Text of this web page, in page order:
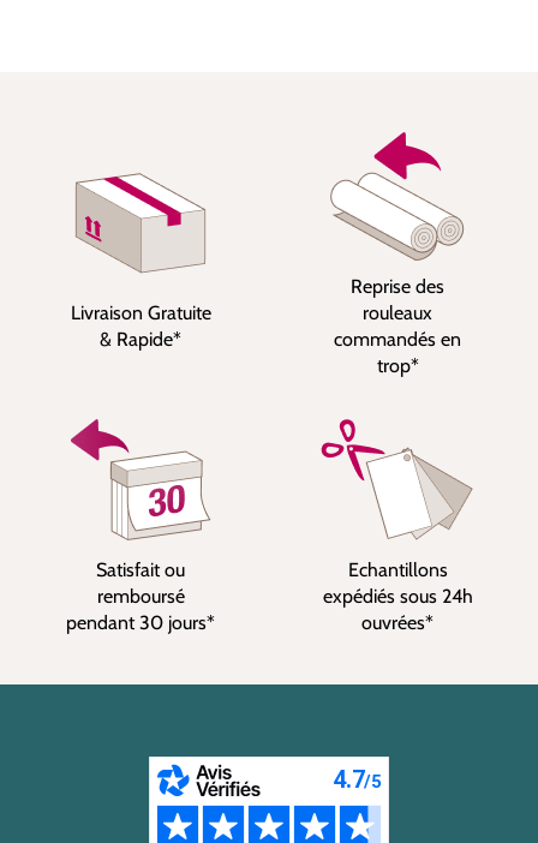
Livraison Gratuite
& Rapide*
Reprise des
rouleaux
commandés en
trop*
Satisfait ou
remboursé
pendant 30 jours*
Echantillons
expédiés sous 24h
ouvrées*